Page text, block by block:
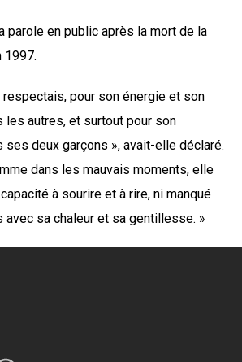
parole en public après la mort de la
1997.
pour son énergie et son
les autres, et surtout pour son
ses deux garçons », avait-elle déclaré.
dans les mauvais moments, elle
à sourire et à rire, ni manqué
avec sa chaleur et sa gentillesse. »